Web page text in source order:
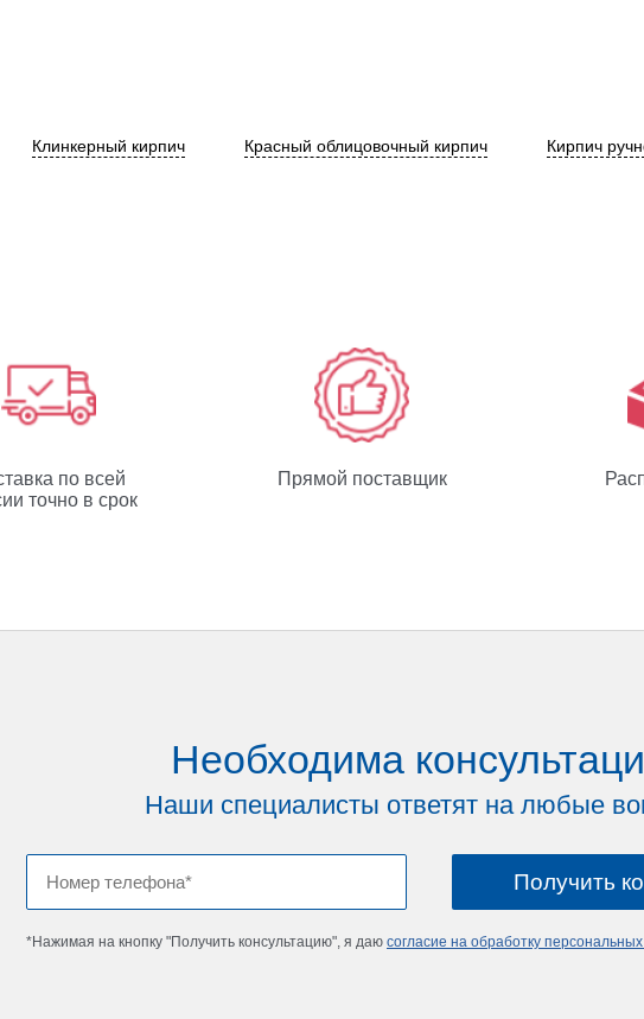
Клинкерный кирпич Красный облицовочный кирпич Кирпич
по всей
точно в срок
Прямой поставщик
Необходима
Наши специалисты ответят на любые
*Нажимая на кнопку "Получить консультацию", я даю согласие на обработку